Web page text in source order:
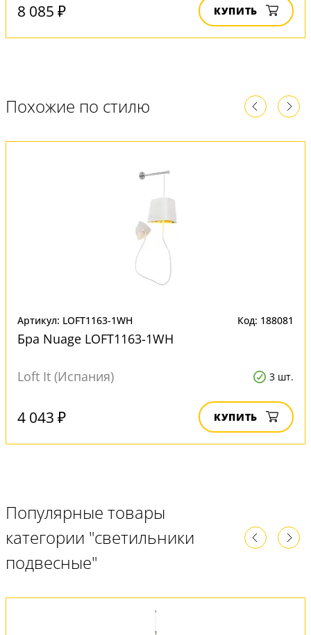
8 085 ₽ КУПИТЬ
Похожие по стилю
Артикул: LOFT1163-1WH Код: 188081
Бра Nuage LOFT1163-1WH
Loft It (Испания) 3 шт.
4 043 ₽ КУПИТЬ
Популярные товары
категории "светильники
подвесные"